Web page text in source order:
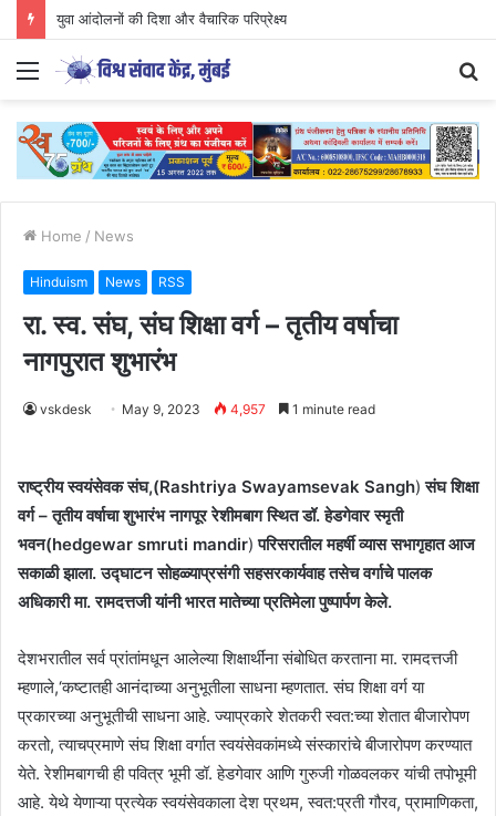
युवा आंदोलनों की दिशा और वैचारिक परिप्रेक्ष्य
Menu
Home / News
Hinduism News RSS
रा. स्व. संघ, संघ शिक्षा वर्ग – तृतीय वर्षाचा
नागपुरात शुभारंभ
vskdesk May 9, 2023 4,957 1 minute read
राष्ट्रीय स्वयंसेवक संघ,(Rashtriya Swayamsevak Sangh) संघ शिक्षा
वर्ग – तृतीय वर्षाचा शुभारंभ नागपूर रेशीमबाग स्थित डॉ. हेडगेवार स्मृती
भवन(hedgewar smruti mandir) परिसरातील महर्षी व्यास सभागृहात आज
सकाळी झाला. उद्घाटन सोहळ्याप्रसंगी सहसरकार्यवाह तसेच वर्गाचे पालक
अधिकारी मा. रामदत्तजी यांनी भारत मातेच्या प्रतिमेला पुष्पार्पण केले.
देशभरातील सर्व प्रांतांमधून आलेल्या शिक्षार्थींना संबोधित करताना मा. रामदत्तजी
म्हणाले,‘कष्टातही आनंदाच्या अनुभूतीला साधना म्हणतात. संघ शिक्षा वर्ग या
प्रकारच्या अनुभूतीची साधना आहे. ज्याप्रकारे शेतकरी स्वत:च्या शेतात बीजारोपण
करतो, त्याचप्रमाणे संघ शिक्षा वर्गात स्वयंसेवकांमध्ये संस्कारांचे बीजारोपण करण्यात
येते. रेशीमबागची ही पवित्र भूमी डॉ. हेडगेवार आणि गुरुजी गोळवलकर यांची तपोभूमी
आहे. येथे येणाऱ्या प्रत्येक स्वयंसेवकाला देश प्रथम, स्वत:प्रती गौरव, प्रामाणिकता,